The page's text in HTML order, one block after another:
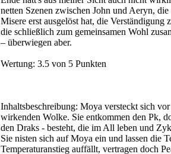
netten Szenen zwischen John und Aeryn,
Misere erst ausgelöst hat, die
die schließlich zum gemeinsamen Wohl
– überwiegen aber.
Wertung: 3.5 von 5 Punkten
Inhaltsbeschreibung: Moya versteckt sich
wirkenden Wolke. Sie entkommen den Pk,
den Draks - besteht, die im All leben und
Sie nisten sich auf Moya ein und lassen die
Temperaturanstieg auffällt, vertragen doch